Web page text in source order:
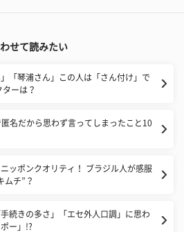
せて読みたい
「琴浦さん」この人は「さん付け」で
ーは？
名だから思わず言ってしまったこと10
ッポンクオリティ！ ブラジル人が感服
ムチ”？
続きの多さ」「エセ外人口調」に思わ
ー」!?